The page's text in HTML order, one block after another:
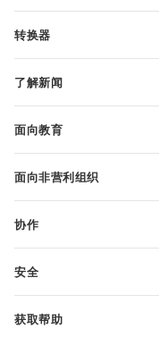
文本文档模板
转换器
转换电子表格
了解新闻
面向教育
适用于教育人士
面向非营利组织
申请免费帐户
协作
翻译人员
安全
获取帮助